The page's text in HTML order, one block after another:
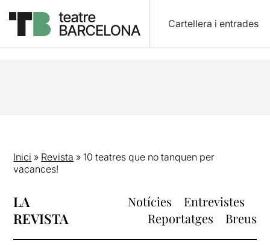
Cartellera i entrades
Inici » Revista »10 teatres que no tanquen per
vacances!
LA
REVISTA
Notícies
Entrevistes
Reportatges
Breus